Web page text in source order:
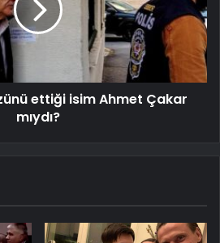
ettiği isim Ahmet Çakar
mıydı?